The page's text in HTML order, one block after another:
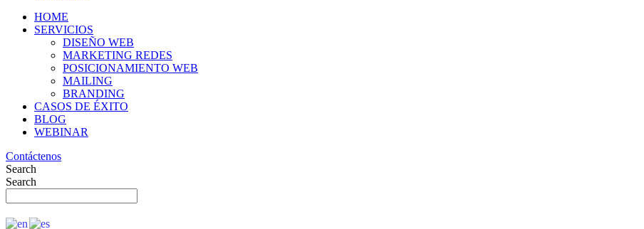
HOME
SERVICIOS
DISEÑO WEB
MARKETING REDES
POSICIONAMIENTO WEB
MAILING
BRANDING
CASOS DE ÉXITO
BLOG
WEBINAR
Contáctenos
Search
Search